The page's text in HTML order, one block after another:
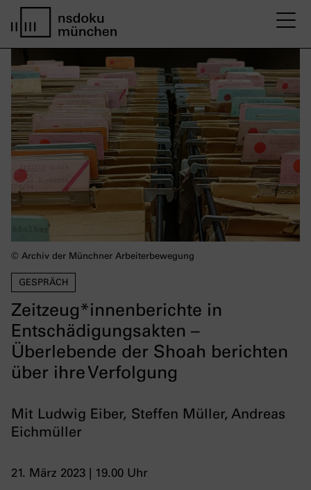
GESPRÄCH
Zeitzeug*innenberichte in
Entschädigungsakten –
Überlebende der Shoah berichten
über ihre Verfolgung
Mit Ludwig Eiber, Steffen Müller, Andreas
Eichmüller
21. März 2023 | 19.00 Uhr
© Archiv der Münchner Arbeiterbewegung